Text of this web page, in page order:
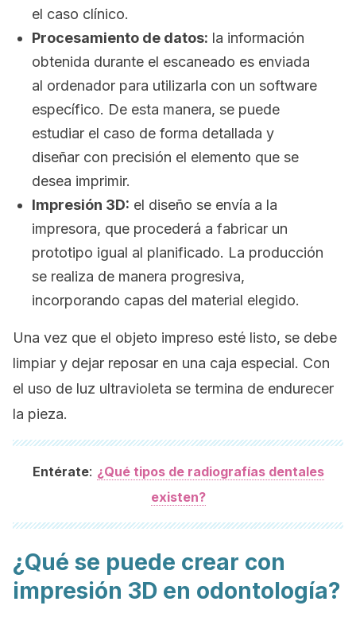
el caso clínico.
Procesamiento de datos: la información
obtenida durante el escaneado es enviada
al ordenador para utilizarla con un software
específico. De esta manera, se puede
estudiar el caso de forma detallada y
diseñar con precisión el elemento que se
desea imprimir.
Impresión 3D: el diseño se envía a la
impresora, que procederá a fabricar un
prototipo igual al planificado. La producción
se realiza de manera progresiva,
incorporando capas del material elegido.
Una vez que el objeto impreso esté listo, se debe
limpiar y dejar reposar en una caja especial. Con
el uso de luz ultravioleta se termina de endurecer
la pieza.
Entérate: ¿Qué tipos de radiografías dentales
existen?
¿Qué se puede crear con
impresión 3D en odontología?